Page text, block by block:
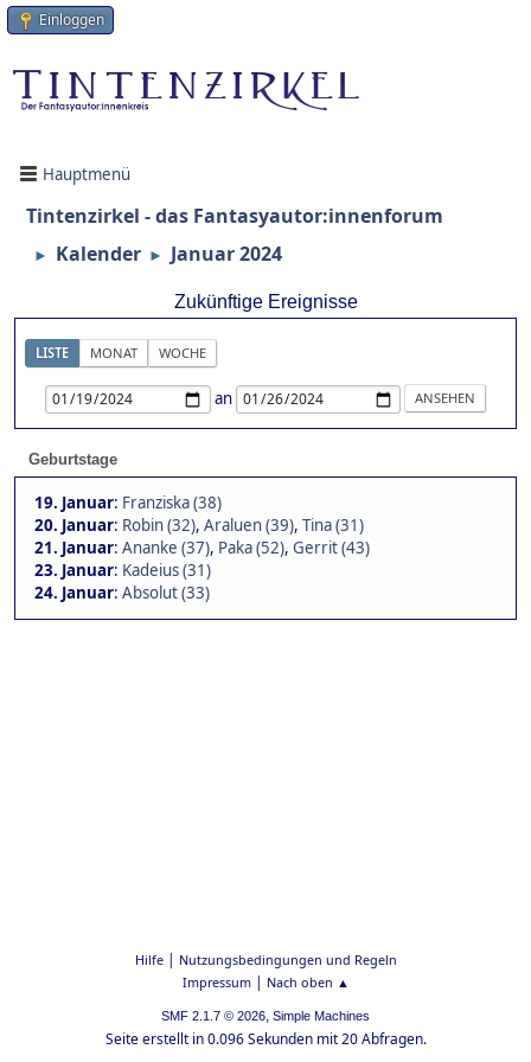
Einloggen
Hauptmenü
Tintenzirkel - das Fantasyautor:innenforum
► Kalender ► Januar 2024
Zukünftige Ereignisse
LISTE MONAT WOCHE
an
Geburtstage
19. Januar: Franziska (38)
20. Januar: Robin (32), Araluen (39), Tina (31)
21. Januar: Ananke (37), Paka (52), Gerrit (43)
23. Januar: Kadeius (31)
24. Januar: Absolut (33)
Hilfe| Nutzungsbedingungen und Regeln
Impressum| Nach oben ▲
SMF 2.1.7 © 2026, Simple Machines
Seite erstellt in 0.096 Sekunden mit 20 Abfragen.